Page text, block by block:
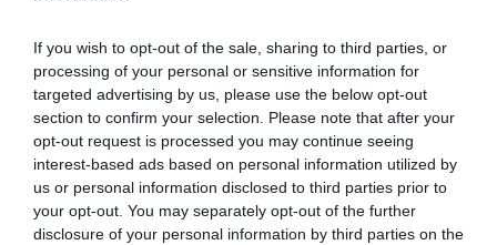
If you wish to opt-out of the sale, sharing to third parties, or
processing of your personal or sensitive information for
targeted advertising by us, please use the below opt-out
section to confirm your selection. Please note that after your
opt-out request is processed you may continue seeing
interest-based ads based on personal information utilized by
us or personal information disclosed to third parties prior to
your opt-out. You may separately opt-out of the further
disclosure of your personal information by third parties on the
Μαρίνα Σπανού
Βασίλης Παπακωνσταντίνου
Πάνος Βλάχος
Ταυτότητα Εκδήλωσης
Ημερομηνία: